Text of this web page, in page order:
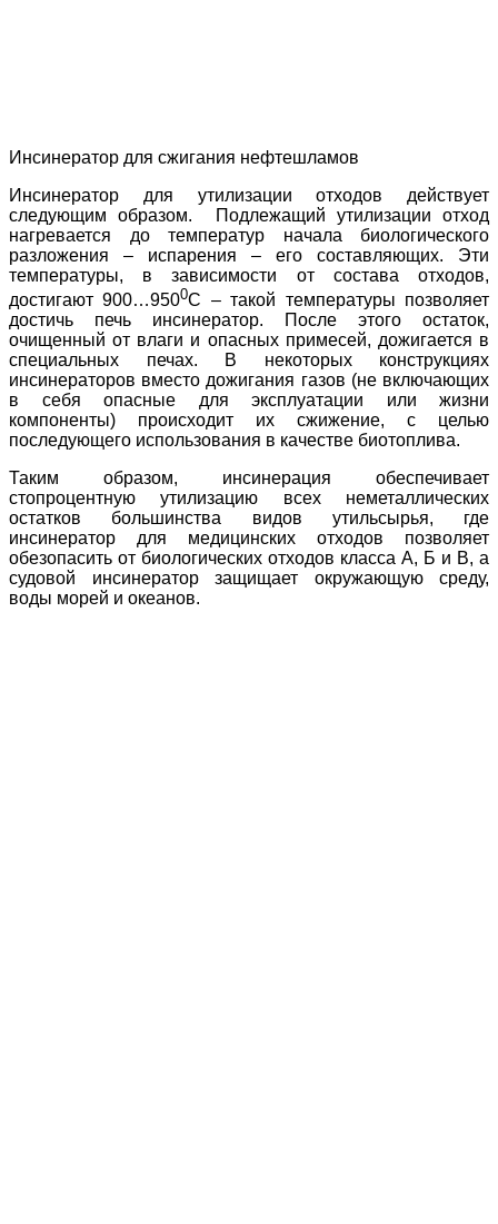
Инсинератор для сжигания нефтешламов
Инсинератор для утилизации отходов действует
следующим образом. Подлежащий утилизации отход
нагревается до температур начала биологического
разложения – испарения – его составляющих. Эти
температуры, в зависимости от состава отходов,
достигают 900…9500С – такой температуры позволяет
достичь печь инсинератор. После этого остаток,
очищенный от влаги и опасных примесей, дожигается в
специальных печах. В некоторых конструкциях
инсинераторов вместо дожигания газов (не включающих
в себя опасные для эксплуатации или жизни
компоненты) происходит их сжижение, с целью
последующего использования в качестве биотоплива.
Таким образом, инсинерация обеспечивает
стопроцентную утилизацию всех неметаллических
остатков большинства видов утильсырья, где
инсинератор для медицинских отходов позволяет
обезопасить от биологических отходов класса А, Б и В, а
судовой инсинератор защищает окружающую среду,
воды морей и океанов.